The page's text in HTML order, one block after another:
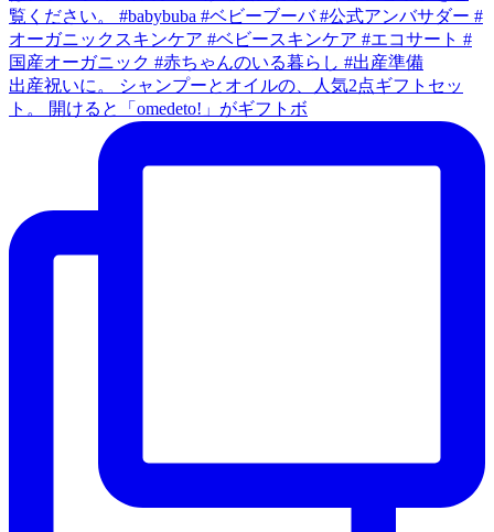
出産祝いに。 シャンプーとオイルの、人気2点ギフトセッ
ト。 開けると「omedeto!」がギフトボ